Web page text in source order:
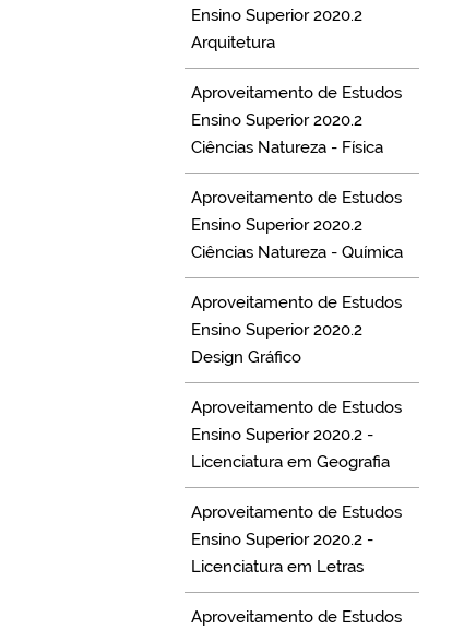
Ensino Superior 2020.2
Arquitetura
Aproveitamento de Estudos
Ensino Superior 2020.2
Ciências Natureza - Física
Aproveitamento de Estudos
Ensino Superior 2020.2
Ciências Natureza - Química
Aproveitamento de Estudos
Ensino Superior 2020.2
Design Gráfico
Aproveitamento de Estudos
Ensino Superior 2020.2 -
Licenciatura em Geografia
Aproveitamento de Estudos
Ensino Superior 2020.2 -
Licenciatura em Letras
Aproveitamento de Estudos